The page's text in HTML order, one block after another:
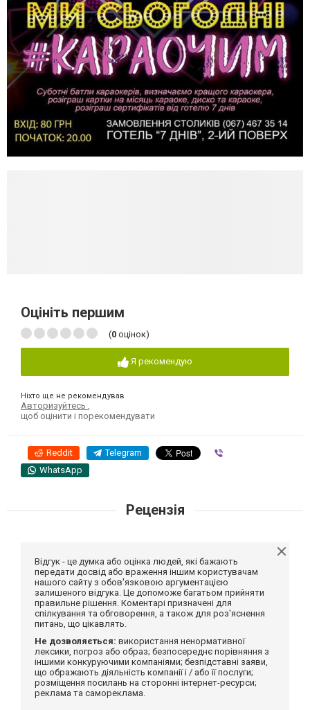
Оцініть першим
(0 оцінок)
Я рекомендую
Ніхто ще не рекомендував
Авторизуйтесь
щоб оцінити і порекомендувати
Reddit Telegram
WhatsApp
Рецензія
Відгук - це думка або оцінка людей, які бажають
передати досвід або враження іншим користувачам
нашого сайту з обов'язковою аргументацією
залишеного відгука. Це допоможе багатьом прийняти
правильне рішення. Коментарі призначені для
спілкування та обговорення, а також для роз'яснення
питань, що цікавлять.
Не дозволяється: використання ненормативної
лексики, погроз або образ; безпосереднє порівняння з
іншими конкуруючими компаніями; безпідставні заяви,
що ображають діяльність компанії і / або її послуги;
розміщення посилань на сторонні інтернет-ресурси;
реклама та самореклама.